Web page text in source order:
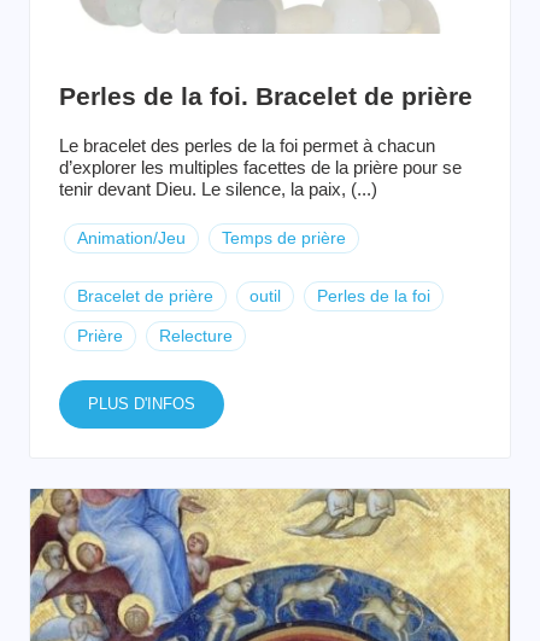
Perles de la foi. Bracelet de prière
Le bracelet des perles de la foi permet à chacun
d’explorer les multiples facettes de la prière pour se
tenir devant Dieu. Le silence, la paix, (...)
Animation/Jeu Temps de prière
Bracelet de prière outil Perles de la foi
Prière Relecture
PLUS D'INFOS